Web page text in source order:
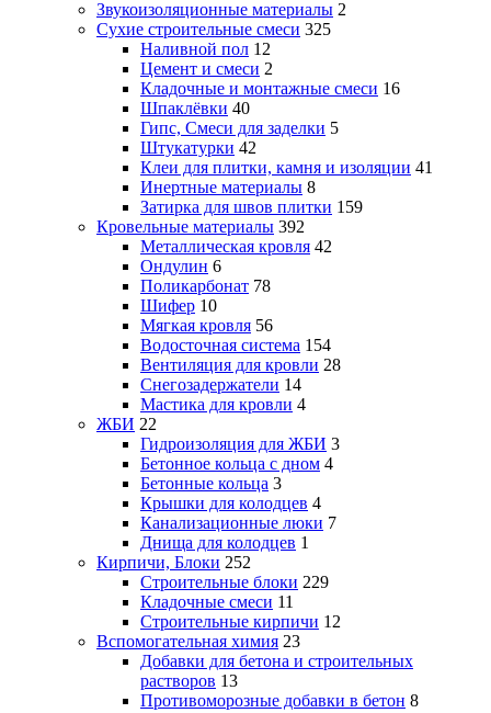
Звукоизоляционные материалы 2
Сухие строительные смеси 325
Наливной пол 12
Цемент и смеси 2
Кладочные и монтажные смеси 16
Шпаклёвки 40
Гипс, Смеси для заделки 5
Штукатурки 42
Клеи для плитки, камня и изоляции 41
Инертные материалы 8
Затирка для швов плитки 159
Кровельные материалы 392
Металлическая кровля 42
Ондулин 6
Поликарбонат 78
Шифер 10
Мягкая кровля 56
Водосточная система 154
Вентиляция для кровли 28
Снегозадержатели 14
Мастика для кровли 4
ЖБИ 22
Гидроизоляция для ЖБИ 3
Бетонное кольца с дном 4
Бетонные кольца 3
Крышки для колодцев 4
Канализационные люки 7
Днища для колодцев 1
Кирпичи, Блоки 252
Строительные блоки 229
Кладочные смеси 11
Строительные кирпичи 12
Вспомогательная химия 23
Добавки для бетона и строительных
растворов 13
Противоморозные добавки в бетон 8